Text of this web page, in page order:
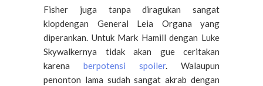
Fisher juga tanpa diragukan sangat
klopdengan General Leia Organa yang
diperankan. Untuk Mark Hamill dengan Luke
Skywalkernya tidak akan gue ceritakan
karena berpotensi spoiler. Walaupun
penonton lama sudah sangat akrab dengan